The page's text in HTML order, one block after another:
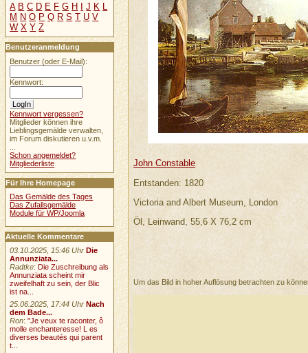
John Constable
Entstanden: 1820
Victoria and Albert Museum, London
Öl, Leinwand, 55,6 X 76,2 cm
Um das Bild in hoher Auflösung betrachten zu
A B C D E F G H I J K L
M N O P Q R S T U V
W X Y Z
Benutzeranmeldung
Benutzer (oder E-Mail):
Kennwort:
Kennwort vergessen?
Mitglieder können ihre
Lieblingsgemälde verwalten,
im Forum diskutieren u.v.m.
Schon angemeldet?
Mitgliederliste
Für Ihre Homepage
Das Gemälde des Tages
Das Zufallsgemälde
Module für WP/Joomla
Aktuelle Kommentare
03.10.2025, 15:46 Uhr Die
Annunziata...
Radtke: Die Zuschreibung als
Annunziata scheint mir
zweifelhaft zu sein, der Blic
ist na...
25.06.2025, 17:44 Uhr Nach
dem Bade...
Ron:"Je veux te raconter, ô
molle enchanteresse! L es
diverses beautés qui parent
t...